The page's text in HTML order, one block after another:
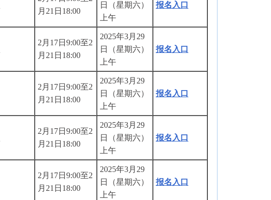
月21日18:00
日（星期六）
上午
报名入口
2月17日9:00至2
月21日18:00
2025年3月29
日（星期六）
上午
报名入口
2月17日9:00至2
月21日18:00
2025年3月29
日（星期六）
上午
报名入口
2月17日9:00至2
月21日18:00
2025年3月29
日（星期六）
上午
报名入口
2月17日9:00至2
月21日18:00
2025年3月29
日（星期六）
上午
报名入口